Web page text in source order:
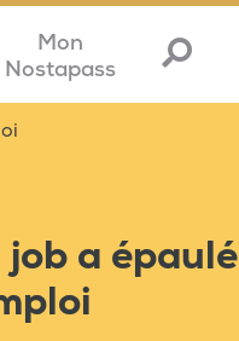
Mon
Nostapass
a épaulé